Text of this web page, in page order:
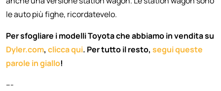
le auto più fighe, ricordatevelo.
Per sfogliare i modelli Toyota che abbiamo in vendita su
Dyler.com, clicca qui. Per tutto il resto, segui queste
parole in giallo!
---